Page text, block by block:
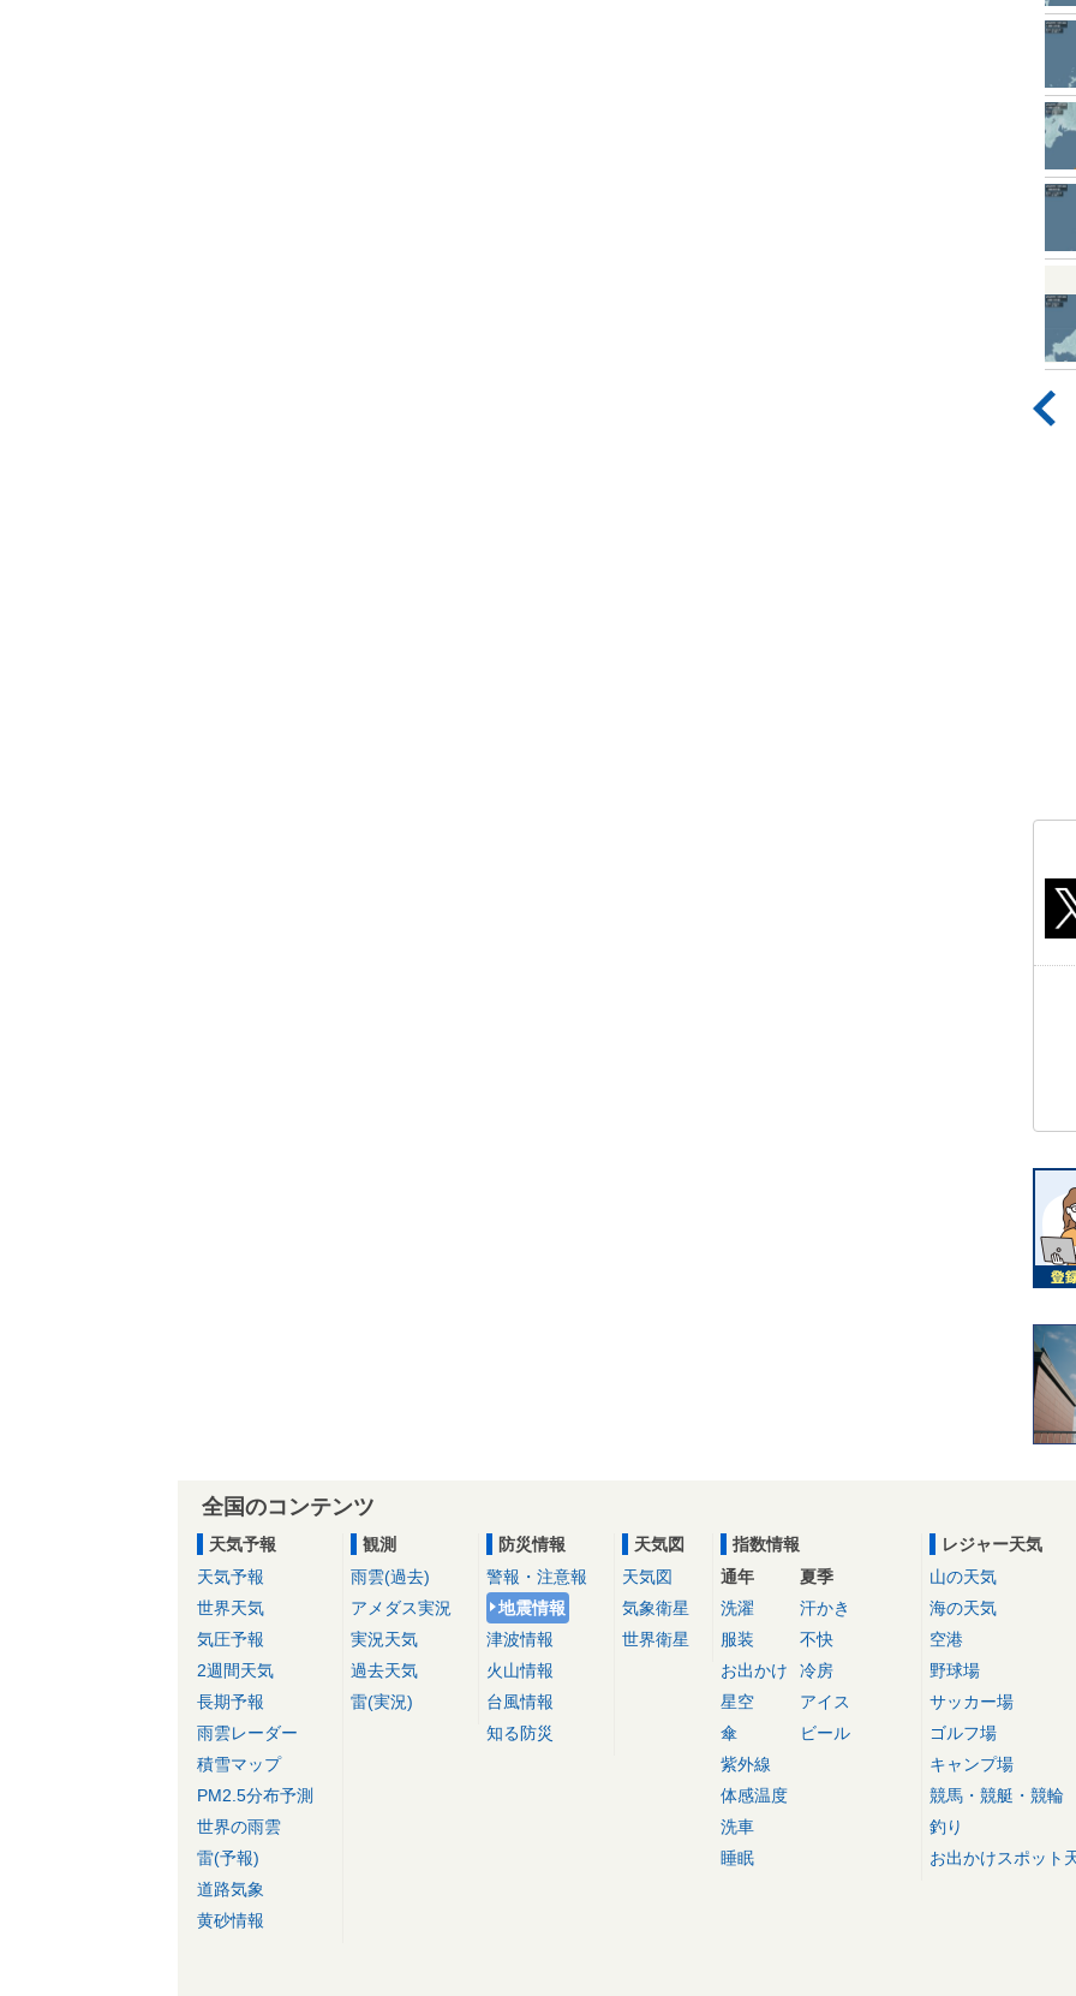
全国のコンテンツ
天気予報
天気予報
世界天気
気圧予報
2週間天気
長期予報
雨雲レーダー
積雪マップ
PM2.5分布予測
世界の雨雲
雷(予報)
道路気象
黄砂情報
観測
雨雲(過去)
アメダス実況
実況天気
過去天気
雷(実況)
防災情報
警報・注意報
地震情報
津波情報
火山情報
台風情報
知る防災
天気図
天気図
気象衛星
世界衛星
指数情報
通年
洗濯
服装
お出かけ
星空
傘
紫外線
体感温度
洗車
睡眠
夏季
汗かき
不快
冷房
アイス
ビール
レジャー天気
山の天気
海の天気
空港
野球場
サッカー場
ゴルフ場
キャンプ場
競馬・競艇・競輪
釣り
お出かけスポット